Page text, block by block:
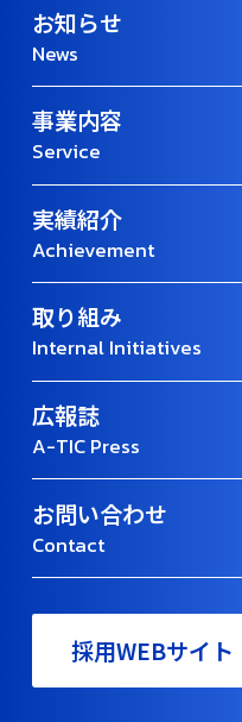
お知らせ
News
事業内容
Service
実績紹介
Achievement
取り組み
Internal Initiatives
広報誌
A-TIC Press
お問い合わせ
Contact
採用WEBサイト